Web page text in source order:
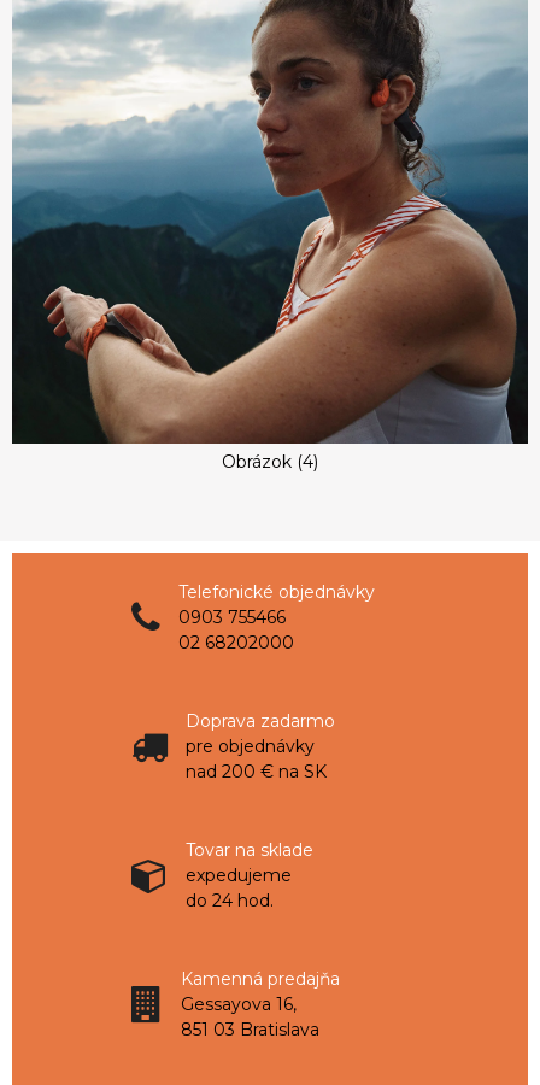
Obrázok (4)
Telefonické objednávky
0903 755466
02 68202000
Doprava zadarmo
pre objednávky
nad 200 € na SK
Tovar na sklade
expedujeme
do 24 hod.
Kamenná predajňa
Gessayova 16,
851 03 Bratislava